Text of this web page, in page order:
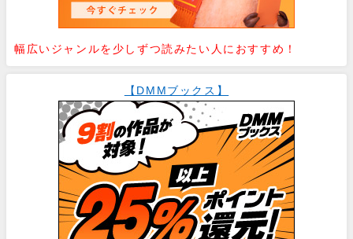
幅広いジャンルを少しずつ読みたい人におすすめ！
【DMMブックス】